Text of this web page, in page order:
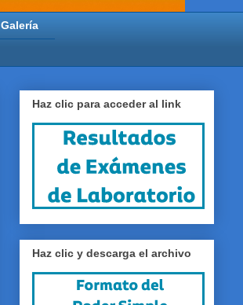
Galería
Haz clic para acceder al link
Haz clic y descarga el archivo